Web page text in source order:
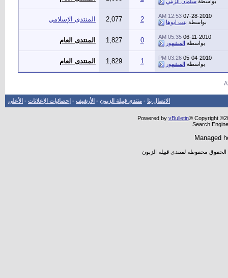
07-28-2010
12:53 AM
بواسطة بنت ابوها 2
2,077 المنتدى الإسلامي
06-11-2010
05:35 AM
بواسطة المشهور 0
1,827 المنتدى العام
05-04-2010
03:26 PM
بواسطة المشهور 1
1,829 المنتدى العام
الاتصال بنا - منتدى قبيلة الزبون - الأرشيف - إحصائيات الإعلانات - الأعلى
Powered by vBulletin® Copyright
Search
Managed
الحقوق محفوظه لمنتدى قبيلة الزبون